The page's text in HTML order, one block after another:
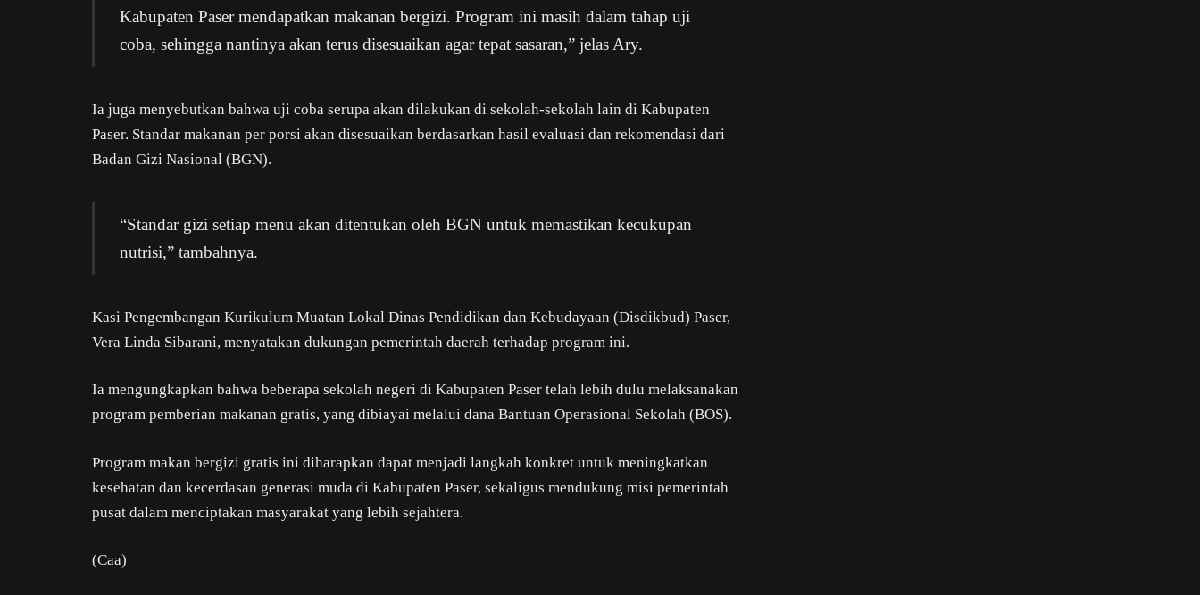
Kabupaten Paser mendapatkan makanan bergizi. Program ini masih dalam tahap uji
coba, sehingga nantinya akan terus disesuaikan agar tepat sasaran,” jelas Ary.
Ia juga menyebutkan bahwa uji coba serupa akan dilakukan di sekolah-sekolah lain di Kabupaten
Paser. Standar makanan per porsi akan disesuaikan berdasarkan hasil evaluasi dan rekomendasi dari
Badan Gizi Nasional (BGN).
“Standar gizi setiap menu akan ditentukan oleh BGN untuk memastikan kecukupan
nutrisi,” tambahnya.
Kasi Pengembangan Kurikulum Muatan Lokal Dinas Pendidikan dan Kebudayaan (Disdikbud) Paser,
Vera Linda Sibarani, menyatakan dukungan pemerintah daerah terhadap program ini.
Ia mengungkapkan bahwa beberapa sekolah negeri di Kabupaten Paser telah lebih dulu melaksanakan
program pemberian makanan gratis, yang dibiayai melalui dana Bantuan Operasional Sekolah (BOS).
Program makan bergizi gratis ini diharapkan dapat menjadi langkah konkret untuk meningkatkan
kesehatan dan kecerdasan generasi muda di Kabupaten Paser, sekaligus mendukung misi pemerintah
pusat dalam menciptakan masyarakat yang lebih sejahtera.
(Caa)